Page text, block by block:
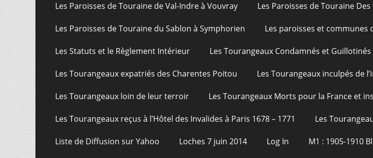
Les Paroisses de Touraine de Val-Indre à Vouvray Les Paroisses de Touraine
Les Paroisses de Touraine du Sablon à Symphorien Les paroisses et communes
Les Statuts et le Règlement Intérieur Les Tourangeaux Condamnés et Guillotinés
Les Tourangeaux expatriés des Charentes Poitou Les Tourangeaux inculpés de
Les Tourangeaux loin de leur terroir Les Tourangeaux Morts pour la France et
Les Tourangeaux reçus à l’Hôtel des Invalides à Paris 1678 – 1771 Les
Liste de Diffusion sur Yahoo Loches 7 juin 2014 Log In M1 : 1905-1910